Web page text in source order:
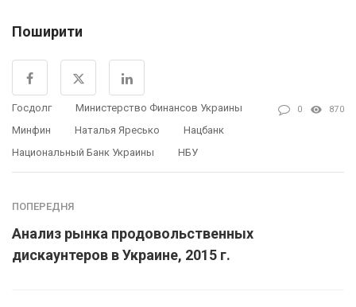
Поширити
Госдолг
Министерство Финансов Украины
Минфин
Наталья Яресько
Нацбанк
Национальный Банк Украины
НБУ
0 870
ПОПЕРЕДНЯ
Анализ рынка продовольственных
дискаунтеров в Украине, 2015 г.